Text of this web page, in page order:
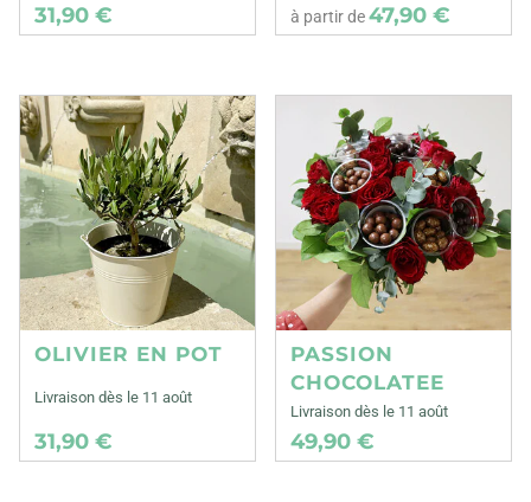
31,90 € à partir de47,90 €
OLIVIER EN POT
Livraison dès le 11 août
31,90 €
PASSION
CHOCOLATEE
Livraison dès le 11 août
49,90 €